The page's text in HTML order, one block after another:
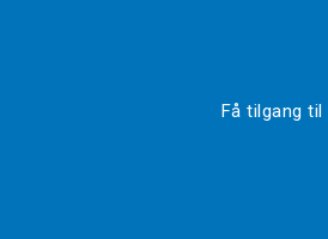
Få tilgang